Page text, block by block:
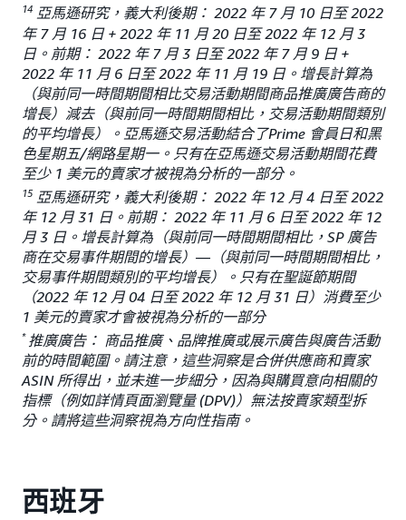
14 亞馬遜研究，義大利後期： 2022 年 7 月 10 日至 2022
年 7 月 16 日 + 2022 年 11 月 20 日至 2022 年 12 月 3
日。前期： 2022 年 7 月 3 日至 2022 年 7 月 9 日 +
2022 年 11 月 6 日至 2022 年 11 月 19 日。增長計算為
（與前同一時間期間相比交易活動期間商品推廣廣告商的
增長）減去（與前同一時間期間相比，交易活動期間類別
的平均增長）。亞馬遜交易活動結合了Prime 會員日和黑
色星期五/網路星期一。只有在亞馬遜交易活動期間花費
至少 1 美元的賣家才被視為分析的一部分。
15亞馬遜研究，義大利後期： 2022 年 12 月 4 日至 2022
年 12 月 31 日。前期： 2022 年 11 月 6 日至 2022 年 12
月 3 日。增長計算為（與前同一時間期間相比，SP 廣告
商在交易事件期間的增長）—（與前同一時間期間相比，
交易事件期間類別的平均增長）。只有在聖誕節期間
（2022 年 12 月 04 日至 2022 年 12 月 31 日）消費至少
1 美元的賣家才會被視為分析的一部分
* 推廣廣告： 商品推廣、品牌推廣或展示廣告與廣告活動
前的時間範圍。請注意，這些洞察是合併供應商和賣家
ASIN 所得出，並未進一步細分，因為與購買意向相關的
指標（例如詳情頁面瀏覽量 (DPV)）無法按賣家類型拆
分。請將這些洞察視為方向性指南。
西班牙